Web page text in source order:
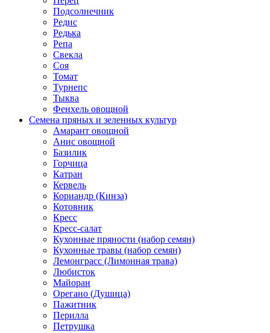
Подсолнечник
Редис
Редька
Репа
Свекла
Соя
Томат
Турнепс
Тыква
Фенхель овощной
Семена пряных и зеленных культур
Амарант овощной
Анис овощной
Базилик
Горчица
Катран
Кервель
Кориандр (Кинза)
Котовник
Кресс
Кресс-салат
Кухонные пряности (набор семян)
Кухонные травы (набор семян)
Лемонграсс (Лимонная трава)
Любисток
Майоран
Орегано (Душица)
Пажитник
Перилла
Петрушка